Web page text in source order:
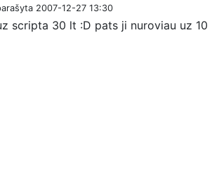
2007-12-27 13:30
scripta 30 lt :D pats ji nuroviau uz